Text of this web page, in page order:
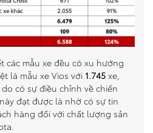
các mẫu xe đều có xu hướng
là mẫu xe Vios với 1.745 xe,
có sự điều chỉnh về chiến
đạt được là nhờ có sự tin
hàng đối với chất lượng sản